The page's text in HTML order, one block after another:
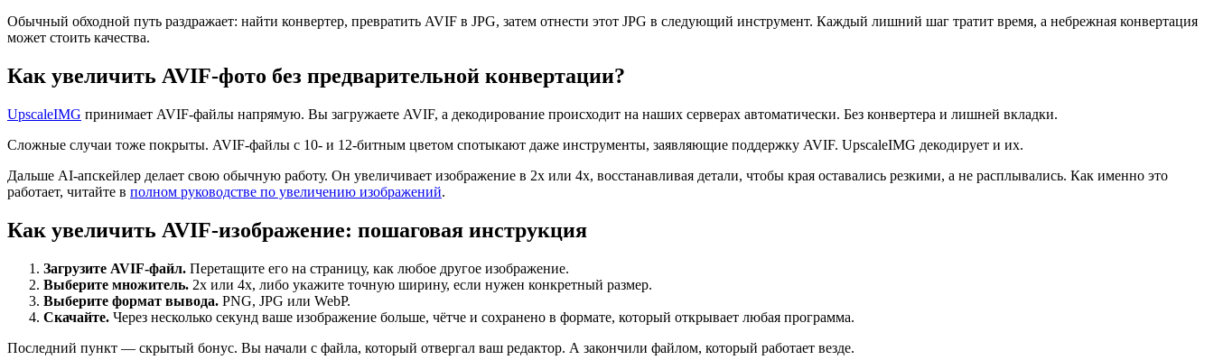
Обычный обходной путь раздражает: найти конвертер, превратить AVIF в JPG, затем отнести этот JPG в следующий инструмент. Каждый лишний шаг тратит время, а небрежная конвертация
может стоить качества.
Как увеличить AVIF-фото без предварительной конвертации?
UpscaleIMG принимает AVIF-файлы напрямую. Вы загружаете AVIF, а декодирование происходит на наших серверах автоматически. Без конвертера и лишней вкладки.
Сложные случаи тоже покрыты. AVIF-файлы с 10- и 12-битным цветом спотыкают даже инструменты, заявляющие поддержку AVIF. UpscaleIMG декодирует и их.
Дальше AI-апскейлер делает свою обычную работу. Он увеличивает изображение в 2x или 4x, восстанавливая детали, чтобы края оставались резкими, а не расплывались. Как именно это
работает, читайте в полном руководстве по увеличению изображений.
Как увеличить AVIF-изображение: пошаговая инструкция
Загрузите AVIF-файл. Перетащите его на страницу, как любое другое изображение.
Выберите множитель. 2x или 4x, либо укажите точную ширину, если нужен конкретный размер.
Выберите формат вывода. PNG, JPG или WebP.
Скачайте. Через несколько секунд ваше изображение больше, чётче и сохранено в формате, который открывает любая программа.
Последний пункт — скрытый бонус. Вы начали с файла, который отвергал ваш редактор. А закончили файлом, который работает везде.